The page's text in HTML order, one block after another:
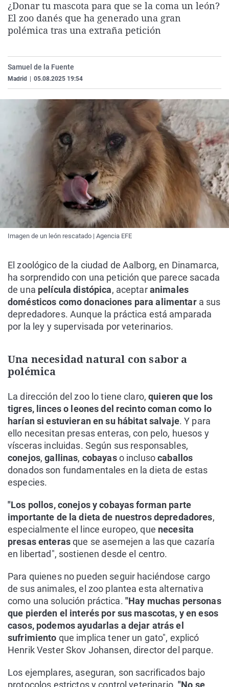
La rosa de los vientos
Gente viajera
Caso
Retornados
Extremadura
Galicia
Virales
Televisión
¿Donar tu mascota para que se la coma un león?
El zoo danés que ha generado una gran
polémica tras una extraña petición
Samuel de la Fuente
Madrid 05.08.2025 19:54
Imagen de un león rescatado | Agencia EFE
El zoológico de la ciudad de Aalborg, en Dinamarca,
ha sorprendido con una petición que parece sacada
de una película distópica, aceptaranimales
domésticos como donaciones para alimentara sus
depredadores. Aunque la práctica está amparada
por la ley y supervisada por veterinarios.
Una necesidad natural con sabor a
polémica
La dirección del zoo lo tiene claro,quieren que los
tigres, linces o leones del recinto coman como lo
harían si estuvieran en su hábitat salvaje. Y para
ello necesitan presas enteras, con pelo, huesos y
vísceras incluidas. Según sus responsables,
conejos,gallinas, cobayaso inclusocaballos
donados son fundamentales en la dieta de estas
especies.
"Los pollos, conejos y cobayas forman parte
importante de la dieta de nuestros depredadores,
especialmente el lince europeo, que necesita
presas enterasque se asemejen a las que cazaría
en libertad", sostienen desde el centro.
Para quienes no pueden seguir haciéndose cargo
de sus animales, el zoo plantea esta alternativa
como una solución práctica. "Hay muchas personas
que pierden el interés por sus mascotas, y en esos
casos, podemos ayudarlas a dejar atrás el
sufrimiento que implica tener un gato", explicó
Henrik Vester Skov Johansen, director del parque.
Los ejemplares, aseguran, son sacrificados bajo
protocolos estrictos y control veterinario."No se